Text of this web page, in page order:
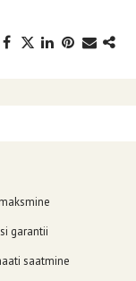
garantii
saatmine